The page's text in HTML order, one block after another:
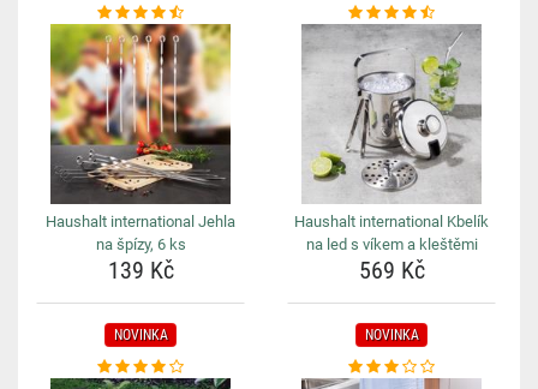
Haushalt international Jehla
na špízy, 6 ks
139 Kč
Haushalt international Kbelík
na led s víkem a kleštěmi
569 Kč
NOVINKA NOVINKA